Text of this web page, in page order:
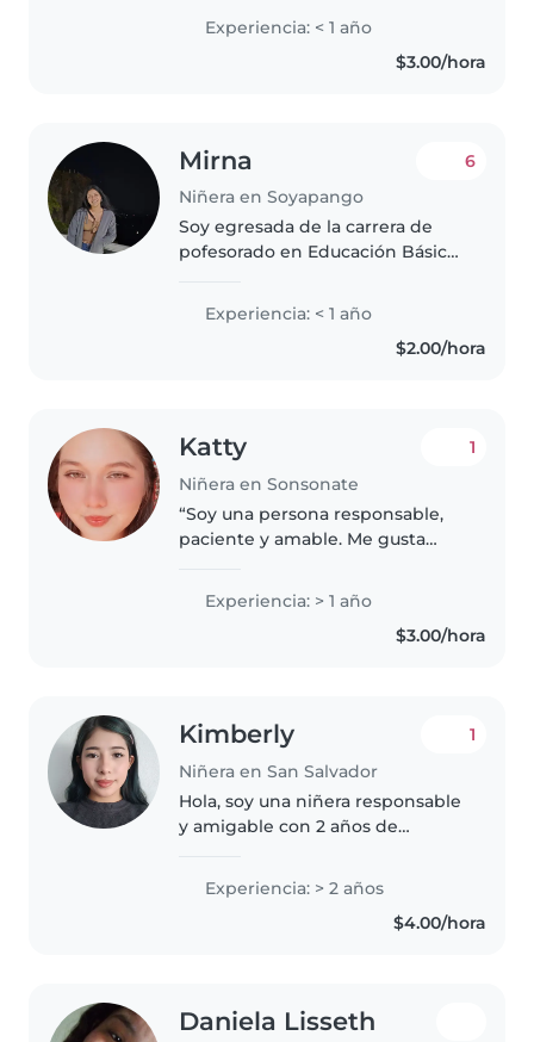
cuidando a niños pequeños,
preescolares y de primaria.
Experiencia: < 1 año
$3.00/hora
Mirna
Niñera en Soyapango
6
Soy egresada de la carrera de
pofesorado en Educación Básica,
persona creativa y puedo ser de
mucha ayuda para el desarrollo
Experiencia: < 1 año
$2.00/hora
Katty
Niñera en Sonsonate
1
“Soy una persona responsable,
paciente y amable. Me gusta
brindarles atención, cariño y
hacer que se sientan seguros y
cómodos. Me considero alguien
Experiencia: > 1 año
$3.00/hora
Kimberly
Niñera en San Salvador
1
Hola, soy una niñera responsable
y amigable con 2 años de
niños pequeños. Me encanta
dibujar, leer cuentos y hacer
manualidades con los niños.
Experiencia: > 2 años
$4.00/hora
Daniela Lisseth